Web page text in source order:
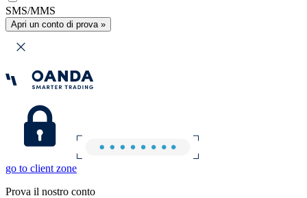
SMS/MMS
Apri un conto di prova »
go to client zone
Prova il nostro conto